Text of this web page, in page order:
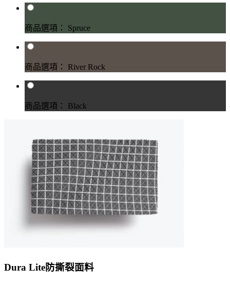
商品選項： Spruce
商品選項： River Rock
商品選項： Black
Dura Lite防撕裂面料